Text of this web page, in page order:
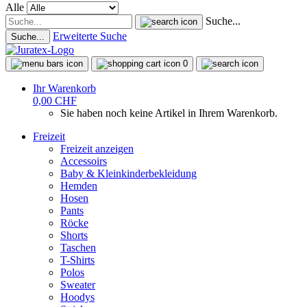
Alle
Suche...
Suche... Erweiterte Suche
0
Ihr Warenkorb
0,00 CHF
Sie haben noch keine Artikel in Ihrem Warenkorb.
Freizeit
Freizeit anzeigen
Accessoirs
Baby & Kleinkinderbekleidung
Hemden
Hosen
Pants
Röcke
Shorts
Taschen
T-Shirts
Polos
Sweater
Hoodys